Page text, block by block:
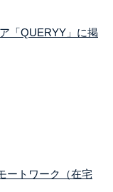
「QUERYY」に掲
ートワーク（在宅